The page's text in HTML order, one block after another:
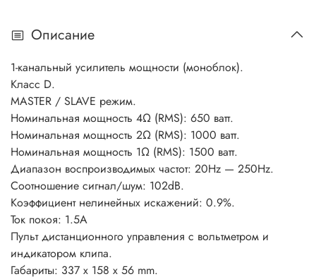
Описание
1-канальный усилитель мощности (моноблок).
Класс D.
MASTER / SLAVE режим.
Номинальная мощность 4Ω (RMS): 650 ватт.
Номинальная мощность 2Ω (RMS): 1000 ватт.
Номинальная мощность 1Ω (RMS): 1500 ватт.
Диапазон воспроизводимых частот: 20Hz — 250Hz.
Соотношение сигнал/шум: 102dB.
Коэффициент нелинейных искажений: 0.9%.
Ток покоя: 1.5А
Пульт дистанционного управления с вольтметром и
индикатором клипа.
Габариты: 337 x 158 x 56 mm.